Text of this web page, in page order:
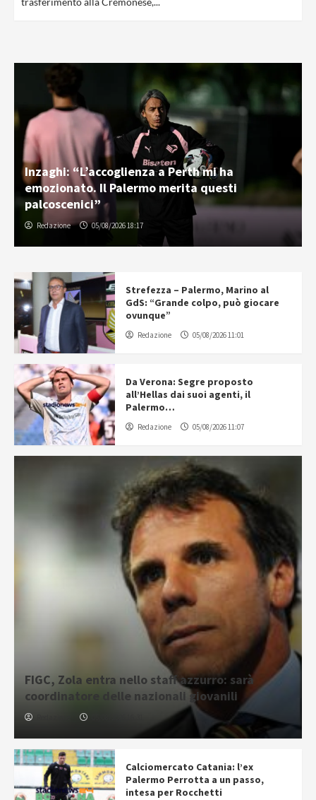
Inzaghi: “L’accoglienza a Perth mi ha
emozionato. Il Palermo merita questi
palcoscenici”
Redazione 05/08/2026 18:17
Strefezza – Palermo, Marino al
GdS: “Grande colpo, può giocare
ovunque”
Redazione 05/08/2026 11:01
Da Verona: Segre proposto
all’Hellas dai suoi agenti, il
Palermo…
Redazione 05/08/2026 11:07
FIGC, Zola entra nello staff azzurro: sarà
coordinatore delle nazionali giovanili
Calciomercato Catania: l’ex
Palermo Perrotta a un passo,
intesa per Rocchetti